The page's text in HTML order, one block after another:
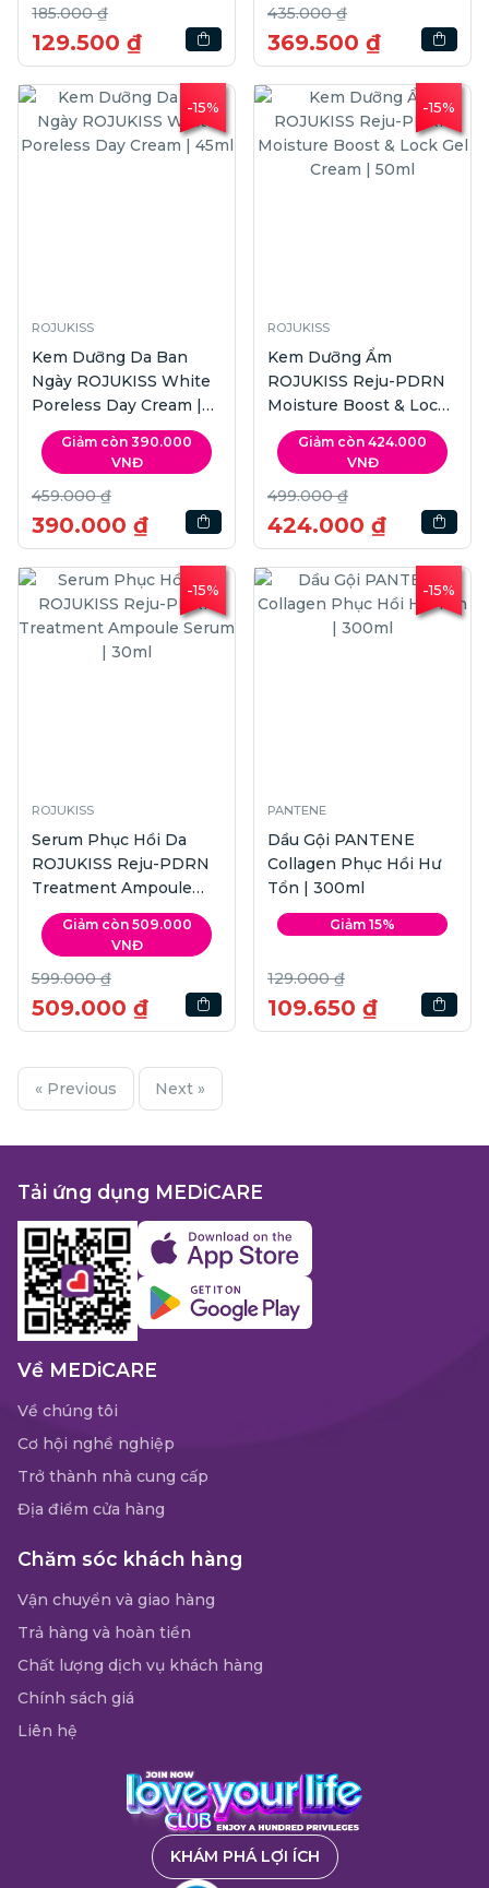
185.000 ₫
129.500 ₫
435.000 ₫
369.500 ₫
-15%
ROJUKISS
Kem Dưỡng Da Ban
Ngày ROJUKISS White
Poreless Day Cream |
45ml
Giảm còn 390.000
VNĐ
459.000 ₫
390.000 ₫
-15%
ROJUKISS
Kem Dưỡng Ẩm
ROJUKISS Reju-PDRN
Moisture Boost & Lock
Gel Cream | 50ml
Giảm còn 424.000
VNĐ
499.000 ₫
424.000 ₫
-15%
ROJUKISS
Serum Phục Hồi Da
ROJUKISS Reju-PDRN
Treatment Ampoule
Serum | 30ml
Giảm còn 509.000
VNĐ
599.000 ₫
509.000 ₫
-15%
PANTENE
Dầu Gội PANTENE
Collagen Phục Hồi Hư
Tổn | 300ml
Giảm 15%
129.000 ₫
109.650 ₫
« Previous Next »
Tải ứng dụng MEDiCARE
Về MEDiCARE
Về chúng tôi
Cơ hội nghề nghiệp
Trở thành nhà cung cấp
Địa điểm cửa hàng
Chăm sóc khách hàng
Vận chuyển và giao hàng
Trả hàng và hoàn tiền
Chất lượng dịch vụ khách hàng
Chính sách giá
Liên hệ
KHÁM PHÁ LỢI ÍCH